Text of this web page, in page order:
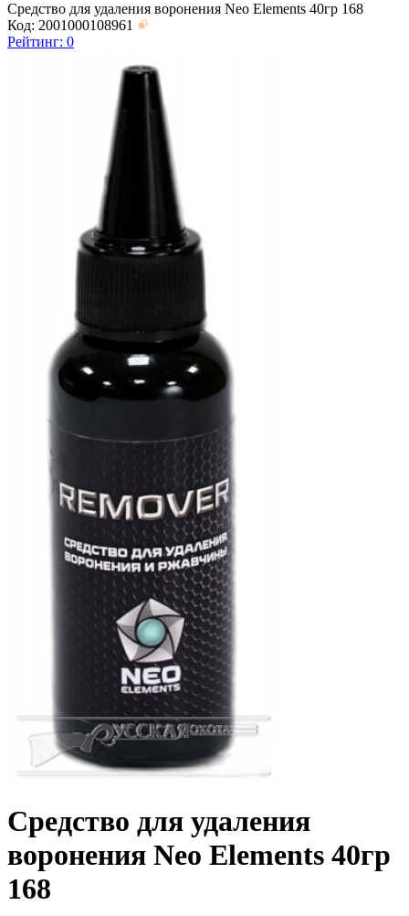
Средство для удаления воронения Neo Elements 40гр 168
Код: 2001000108961
Рейтинг: 0
Средство для удаления
воронения Neo Elements 40гр
168